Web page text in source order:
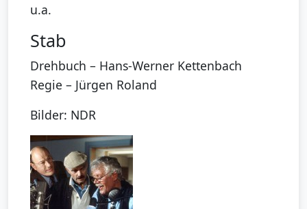
u.a.
Stab
Drehbuch – Hans-Werner Kettenbach
Regie – Jürgen Roland
Bilder: NDR